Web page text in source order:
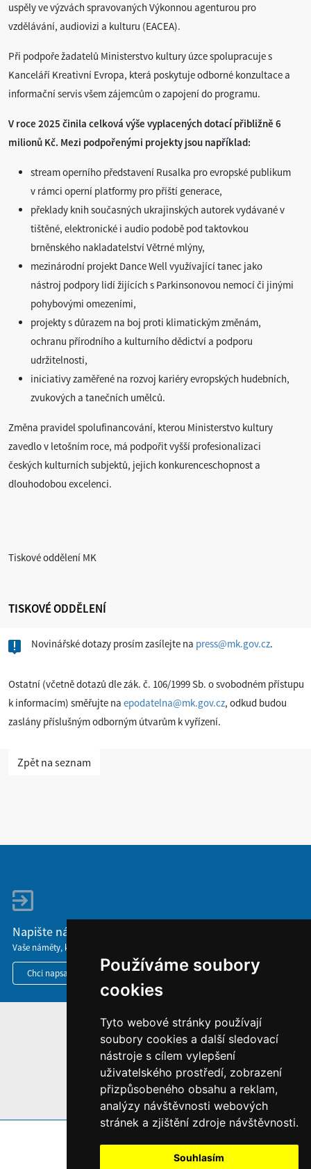
Používáme soubory
cookies
Tyto webové stránky používají
soubory cookies a další sledovací
nástroje s cílem vylepšení
uživatelského prostředí, zobrazení
přizpůsobeného obsahu a reklam,
analýzy návštěvnosti webových
stránek a zjištění zdroje návštěvnosti.
Souhlasím
uspěly ve výzvách spravovaných Výkonnou agenturou pro
vzdělávání, audiovizi a kulturu (EACEA).
Při podpoře žadatelů Ministerstvo kultury úzce spolupracuje s
Kanceláří Kreativní Evropa, která poskytuje odborné konzultace a
informační servis všem zájemcům o zapojení do programu.
V roce 2025 činila celková výše vyplacených dotací přibližně 6
milionů Kč. Mezi podpořenými projekty jsou například:
stream operního představení Rusalka pro evropské publikum
v rámci operní platformy pro příští generace,
překlady knih současných ukrajinských autorek vydávané v
tištěné, elektronické i audio podobě pod taktovkou
brněnského nakladatelství Větrné mlýny,
mezinárodní projekt Dance Well využívající tanec jako
nástroj podpory lidí žijících s Parkinsonovou nemocí či jinými
pohybovými omezeními,
projekty s důrazem na boj proti klimatickým změnám,
ochranu přírodního a kulturního dědictví a podporu
udržitelnosti,
iniciativy zaměřené na rozvoj kariéry evropských hudebních,
zvukových a tanečních umělců.
Změna pravidel spolufinancování, kterou Ministerstvo kultury
zavedlo v letošním roce, má podpořit vyšší profesionalizaci
českých kulturních subjektů, jejich konkurenceschopnost a
dlouhodobou excelenci.
Tiskové oddělení MK
TISKOVÉ ODDĚLENÍ
Novinářské dotazy prosím zasílejte na press@mk.gov.cz.
Ostatní (včetně dotazů dle zák. č. 106/1999 Sb. o svobodném přístupu
k informacím) směřujte na epodatelna@mk.gov.cz, odkud budou
zaslány příslušným odborným útvarům k vyřízení.
Napište nám
Vaše náměty, komentáře, připomínky a dotazy nezůstanou bez odezvy.
Chci napsat MKČR
HOME
INFORMACE O WEBU